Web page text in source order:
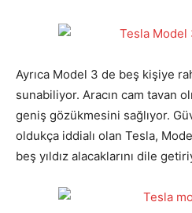
Ayrıca Model 3 de beş kişiye
sunabiliyor. Aracın cam tavan
geniş gözükmesini sağlıyor.
oldukça iddialı olan Tesla,
beş yıldız alacaklarını dile